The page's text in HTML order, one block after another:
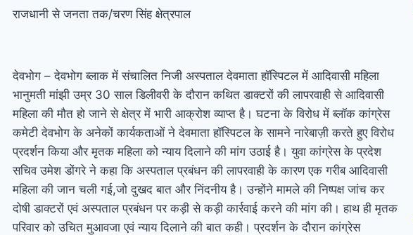
राजधानी से जनता तक/चरण सिंह क्षेत्रपाल
देवभोग – देवभोग ब्लाक में संचालित निजी अस्पताल देवमाता हाॅस्पिटल में आदिवासी महिला
भानुमती मांझी उम्र 30 साल डिलीवरी के दौरान कथित डाक्टरों की लापरवाही से आदिवासी
महिला की मौत हो जाने से क्षेत्र में भारी आक्रोश व्याप्त है। घटना के विरोध में ब्लॉक कांग्रेस
कमेटी देवभोग के अनेकों कार्यकताओं ने देवमाता हाॅस्पिटल के सामने नारेबाज़ी करते हुए विरोध
प्रदर्शन किया और मृतक महिला को न्याय दिलाने की मांग उठाई है। युवा कांग्रेस के प्रदेश
सचिव उमेश डोंगरे ने कहा कि अस्पताल प्रबंधन की लापरवाही के कारण एक गरीब आदिवासी
महिला की जान चली गई,जो दुखद बात और निंदनीय है। उन्होंने मामले की निष्पक्ष जांच कर
दोषी डाक्टरों एवं अस्पताल प्रबंधन पर कड़ी से कड़ी कार्रवाई करने की मांग की। हाथ ही मृतक
परिवार को उचित मुआवजा एवं न्याय दिलाने की बात कही। प्रदर्शन के दौरान कांग्रेस